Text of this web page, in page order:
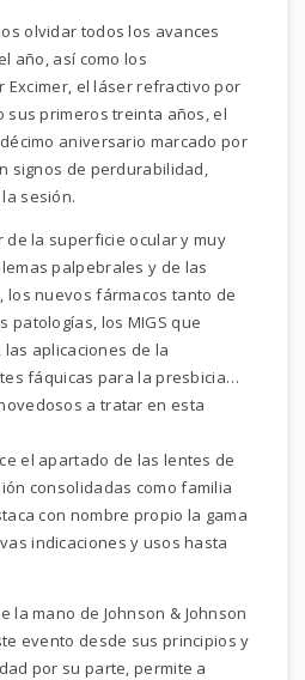
olvidar todos los avances
año, así como los
Excimer, el láser refractivo por
sus primeros treinta años, el
aniversario marcado por
signos de perdurabilidad,
sesión.
la superficie ocular y muy
palpebrales y de las
los nuevos fármacos tanto de
patologías, los MIGS que
aplicaciones de la
fáquicas para la presbicia…
a tratar en esta
el apartado de las lentes de
consolidadas como familia
con nombre propio la gama
indicaciones y usos hasta
la mano de Johnson & Johnson
evento desde sus principios y
por su parte, permite a